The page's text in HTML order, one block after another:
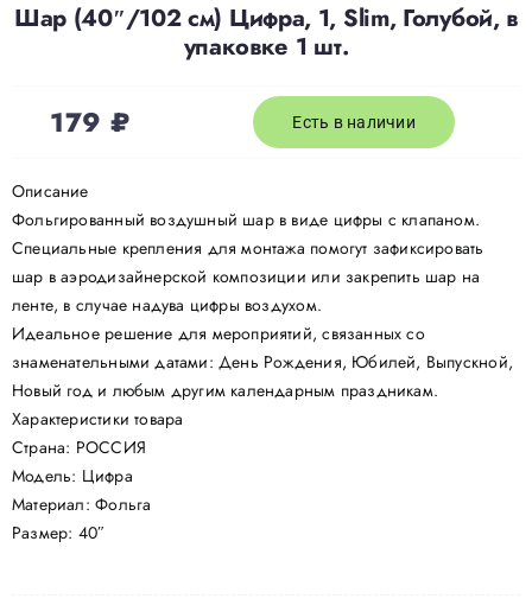
О нас
Политика конфиденциальности
Шар (40″/102 см) Цифра, 1, Slim, Голубой, в
упаковке 1 шт.
179 ₽ Есть в наличии
Описание
Фольгированный воздушный шар в виде цифры с клапаном.
Специальные крепления для монтажа помогут зафиксировать
шар в аэродизайнерской композиции или закрепить шар на
ленте, в случае надува цифры воздухом.
Идеальное решение для мероприятий, связанных со
знаменательными датами: День Рождения, Юбилей, Выпускной,
Новый год и любым другим календарным праздникам.
Характеристики товара
Страна: РОССИЯ
Модель: Цифра
Материал: Фольга
Размер: 40″